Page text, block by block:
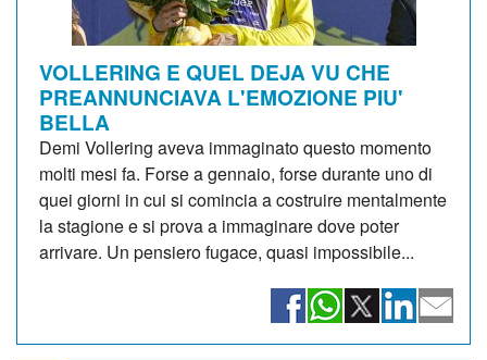
VOLLERING E QUEL DEJA VU CHE
PREANNUNCIAVA L'EMOZIONE PIU'
BELLA
Demi Vollering aveva immaginato questo momento
molti mesi fa. Forse a gennaio, forse durante uno di
quei giorni in cui si comincia a costruire mentalmente
la stagione e si prova a immaginare dove poter
arrivare. Un pensiero fugace, quasi impossibile...